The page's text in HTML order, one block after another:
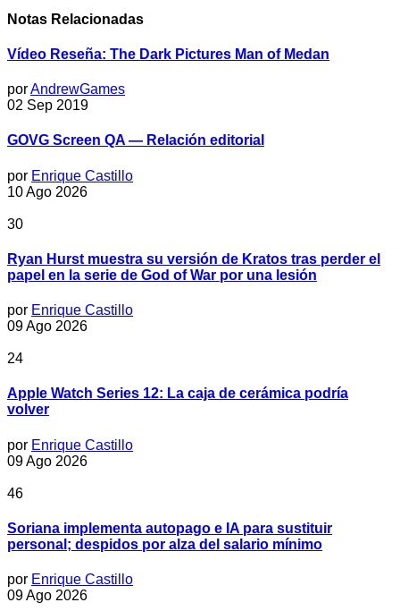
Notas Relacionadas
Vídeo Reseña: The Dark Pictures Man of Medan
porAndrewGames
02 Sep 2019
GOVG Screen QA — Relación editorial
por Enrique Castillo
10 Ago 2026
30
Ryan Hurst muestra su versión de Kratos tras perder el
papel en la serie de God of War por una lesión
por Enrique Castillo
09 Ago 2026
24
Apple Watch Series 12: La caja de cerámica podría
volver
por Enrique Castillo
09 Ago 2026
46
Soriana implementa autopago e IA para sustituir
personal; despidos por alza del salario mínimo
por Enrique Castillo
09 Ago 2026